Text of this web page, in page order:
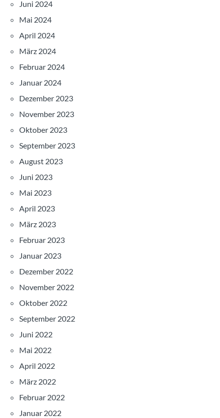
Juni 2024
Mai 2024
April 2024
März 2024
Februar 2024
Januar 2024
Dezember 2023
November 2023
Oktober 2023
September 2023
August 2023
Juni 2023
Mai 2023
April 2023
März 2023
Februar 2023
Januar 2023
Dezember 2022
November 2022
Oktober 2022
September 2022
Juni 2022
Mai 2022
April 2022
März 2022
Februar 2022
Januar 2022